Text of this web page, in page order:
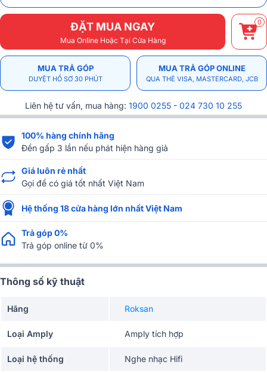
ĐẶT MUA NGAY
Mua Online Hoặc Tại Cửa Hàng
0
MUA TRẢ GÓP
DUYỆT HỒ SƠ 30 PHÚT
MUA TRẢ GÓP ONLINE
QUA THẺ VISA, MASTERCARD, JCB
Liên hệ tư vấn, mua hàng: 1900 0255 - 024 730 10 255
100% hàng chính hãng
Đền gấp 3 lần nếu phát hiện hàng giả
Giá luôn rẻ nhất
Gọi để có giá tốt nhất Việt Nam
Hệ thống 18 cửa hàng lớn nhất Việt Nam
Trả góp 0%
Trả góp online từ 0%
Thông số kỹ thuật
Hãng Roksan
Loại Amply Amply tích hợp
Loại hệ thống Nghe nhạc Hifi